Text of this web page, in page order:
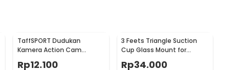
TaffSPORT Dudukan
Kamera Action Cam
17-30mm - XTGP01
Rp12.100
3 Feets Triangle Suction
Cup Glass Mount for
Xiaomi Yi / GoPro - T010
Rp34.000